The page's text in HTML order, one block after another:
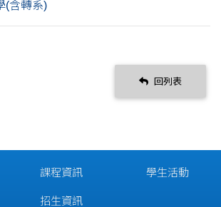
(含轉系)
回列表
課程資訊
招生資訊
學生活動